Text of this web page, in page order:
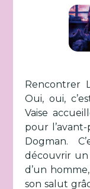
Rencontrer
Oui, oui,
Vaise
pour
Dogman.
découvrir
d’un
son salut